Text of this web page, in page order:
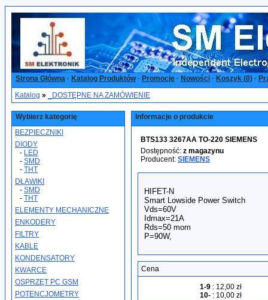
Strona Główna · Katalog Produktów· Promocje · Nowości · Koszyk (0) ·
Katalog » _DOSTĘPNE NA ZAMÓWIENIE
Wybierz kategorię
BEZPIECZNIKI
DIODY
- LED
- SMD
- THT
DŁAWIKI
- SMD
- THT
ELEMENTY MECHANICZNE
ENKODERY
FILTRY
KABLE
KONDENSATORY
KWARCE
OSPRZĘT PC GSM
POTENCJOMETRY
Informacje o produkcie
BTS133 3267AA TO-220 SIEMENS
Dostępność: z magazynu
Producent: SIEMENS
HIFET-N
Smart Lowside Power Switch
Vds=60V
Idmax=21A
Rds=50 mom
P=90W,
Cena
1-9 : 12,00 zł
10- : 10,00 zł